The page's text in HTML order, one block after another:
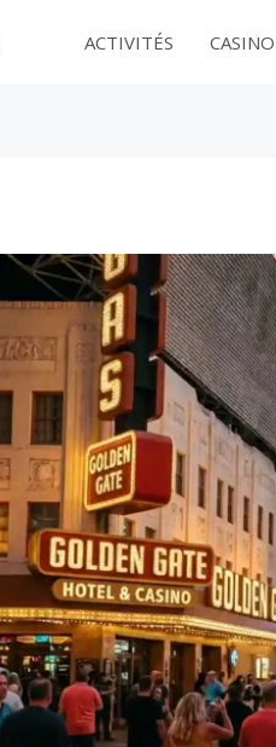
ACTIVITÉS CASINO